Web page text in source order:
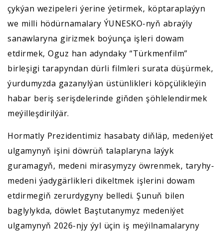
çykýan wezipeleri ýerine ýetirmek, köptaraplaýyn
we milli hödürnamalary ÝUNESKO-nyň abraýly
sanawlaryna girizmek boýunça işleri dowam
etdirmek, Oguz han adyndaky “Türkmenfilm”
birleşigi tarapyndan dürli filmleri surata düşürmek,
ýurdumyzda gazanylýan üstünlikleri köpçülikleýin
habar beriş serişdelerinde giňden şöhlelendirmek
meýilleşdirilýär.
Hormatly Prezidentimiz hasabaty diňläp, medeniýet
ulgamynyň işini döwrüň talaplaryna laýyk
guramagyň, medeni mirasymyzy öwrenmek, taryhy-
medeni ýadygärlikleri dikeltmek işlerini dowam
etdirmegiň zerurdygyny belledi. Şunuň bilen
baglylykda, döwlet Baştutanymyz medeniýet
ulgamynyň 2026-njy ýyl üçin iş meýilnamalaryny